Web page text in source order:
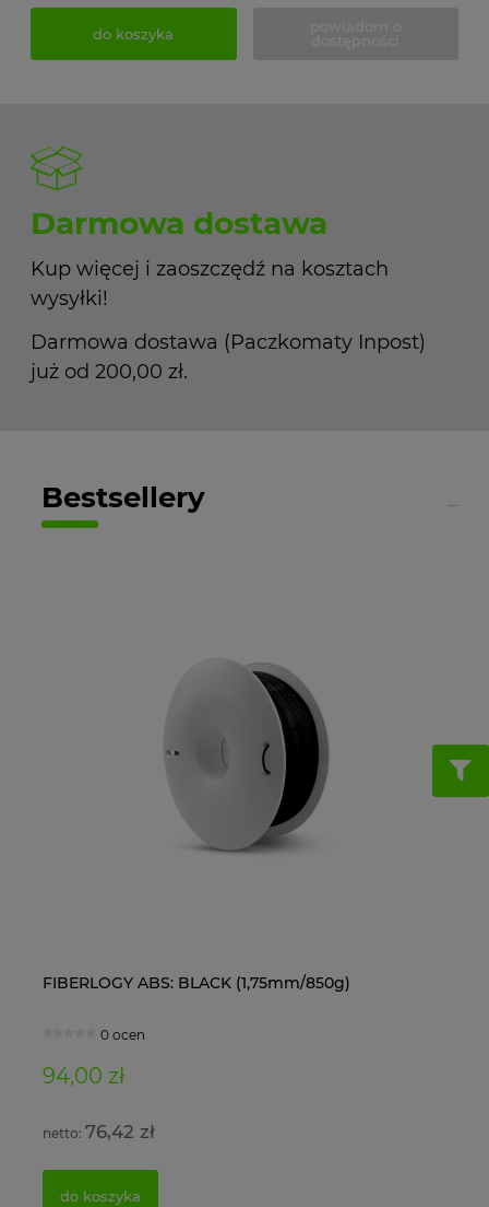
do koszyka
Darmowa dostawa
Kup więcej i zaoszczędź na kosztach
wysyłki!
Darmowa dostawa (Paczkomaty Inpost)
już od 200,00 zł.
Bestsellery
FIBERLOGY ABS: BLACK (1,75mm/850g)
0 ocen
94,00 zł
76,42 zł
do koszyka